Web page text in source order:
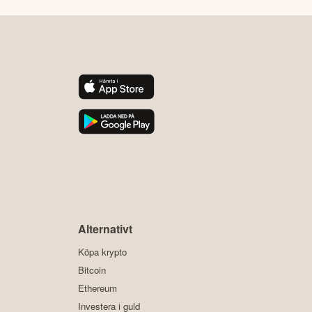
Alternativt
Köpa krypto
Bitcoin
Ethereum
Investera i guld